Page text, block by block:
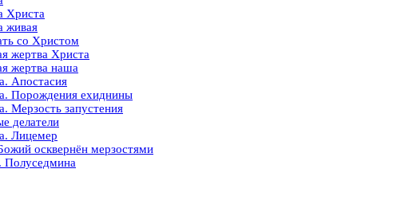
Христа
живая
со Христом
жертва Христа
жертва наша
Апостасия
Порождения ехиднины
Мерзость запустения
делатели
Лицемер
осквернён мерзостями
Полуседмина